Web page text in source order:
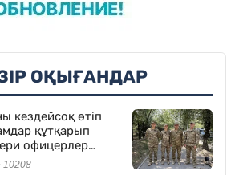
ОҚЫҒАНДАР
кездейсоқ өтіп
құтқарып
офицерлер
10208